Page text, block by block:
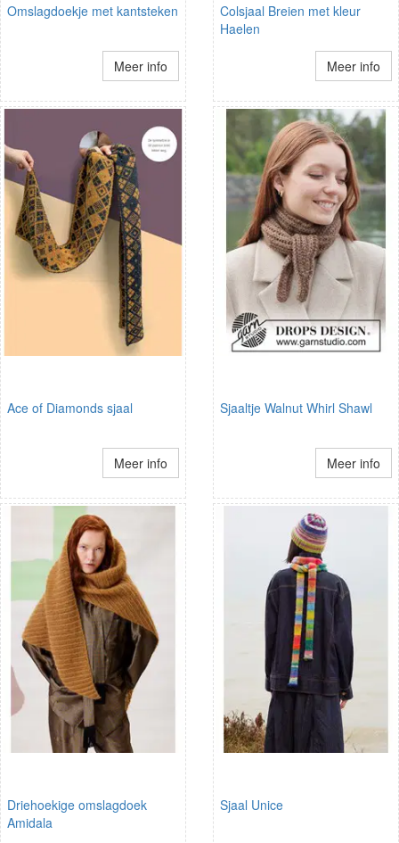
Omslagdoekje met kantsteken
Meer info
Colsjaal Breien met kleur
Haelen
Meer info
Ace of Diamonds sjaal
Meer info
Sjaaltje Walnut Whirl Shawl
Meer info
Driehoekige omslagdoek
Amidala
Sjaal Unice